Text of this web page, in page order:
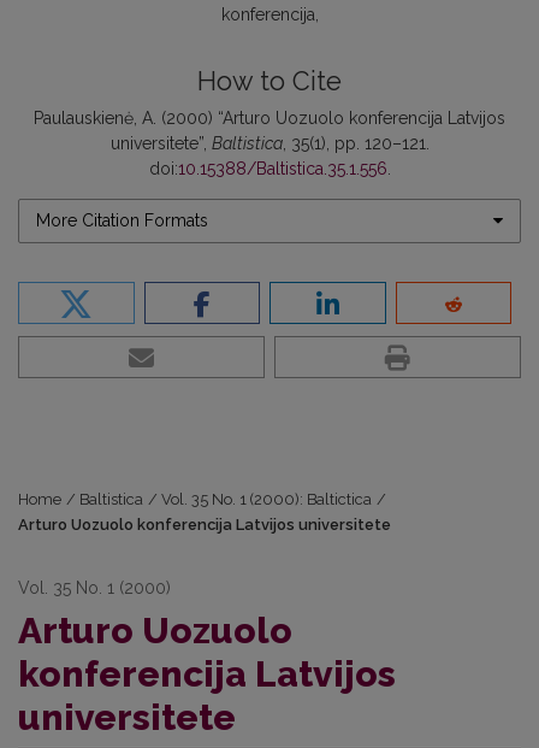
konferencija
How to Cite
Paulauskienė, A. (2000) “Arturo Uozuolo konferencija Latvijos
universitete”, Baltistica, 35(1), pp. 120–121.
doi:10.15388/Baltistica.35.1.556
More Citation Formats
Home / Baltistica / Vol. 35 No. 1 (2000): Baltictica /
Arturo Uozuolo konferencija Latvijos universitete
Vol. 35 No. 1 (2000)
Arturo Uozuolo
konferencija Latvijos
universitete